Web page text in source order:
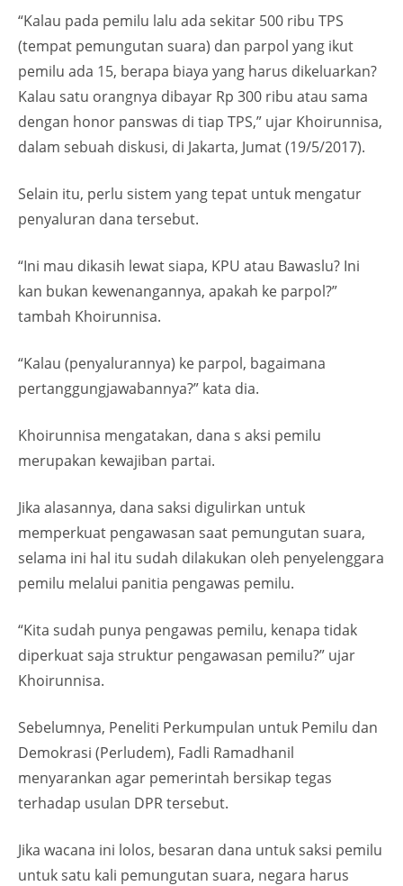
“Kalau pada pemilu lalu ada sekitar 500 ribu TPS
(tempat pemungutan suara) dan parpol yang ikut
pemilu ada 15, berapa biaya yang harus dikeluarkan?
Kalau satu orangnya dibayar Rp 300 ribu atau sama
dengan honor panswas di tiap TPS,” ujar Khoirunnisa,
dalam sebuah diskusi, di Jakarta, Jumat (19/5/2017).
Selain itu, perlu sistem yang tepat untuk mengatur
penyaluran dana tersebut.
“Ini mau dikasih lewat siapa, KPU atau Bawaslu? Ini
kan bukan kewenangannya, apakah ke parpol?”
tambah Khoirunnisa.
“Kalau (penyalurannya) ke parpol, bagaimana
pertanggungjawabannya?” kata dia.
Khoirunnisa mengatakan, dana s aksi pemilu
merupakan kewajiban partai.
Jika alasannya, dana saksi digulirkan untuk
memperkuat pengawasan saat pemungutan suara,
selama ini hal itu sudah dilakukan oleh penyelenggara
pemilu melalui panitia pengawas pemilu.
“Kita sudah punya pengawas pemilu, kenapa tidak
diperkuat saja struktur pengawasan pemilu?” ujar
Khoirunnisa.
Sebelumnya, Peneliti Perkumpulan untuk Pemilu dan
Demokrasi (Perludem), Fadli Ramadhanil
menyarankan agar pemerintah bersikap tegas
terhadap usulan DPR tersebut.
Jika wacana ini lolos, besaran dana untuk saksi pemilu
untuk satu kali pemungutan suara, negara harus